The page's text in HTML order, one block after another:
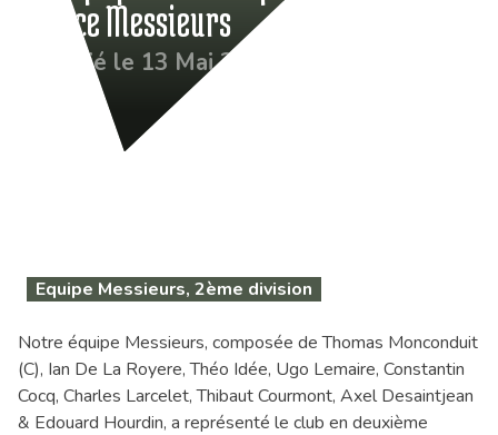
France Messieurs
Publié le 13 Mai 2026
Equipe Messieurs, 2ème division
Notre équipe Messieurs, composée de Thomas Monconduit
(C), Ian De La Royere, Théo Idée, Ugo Lemaire, Constantin
Cocq, Charles Larcelet, Thibaut Courmont, Axel Desaintjean
& Edouard Hourdin, a représenté le club en deuxième